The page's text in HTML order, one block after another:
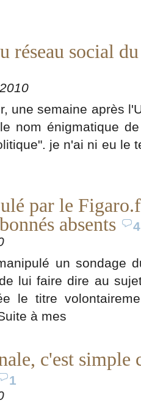
réseau social
une semaine après
nom énigmatique
je n'ai ni eu le
par le
absents
4
un sondage
lui faire dire au
le titre
à mes
c'est simple
1